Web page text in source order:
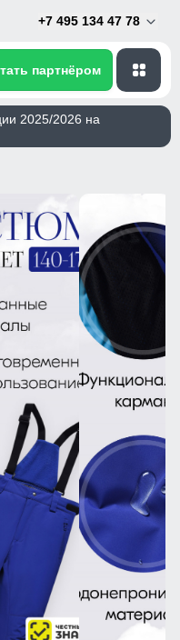
+7 495 134 47 78
партнёром
2025/2026 на